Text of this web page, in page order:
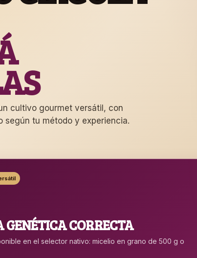
cultivo gourmet versátil, con
según tu método y experiencia.
CORRECTA
en el selector nativo: micelio en grano de 500 g o